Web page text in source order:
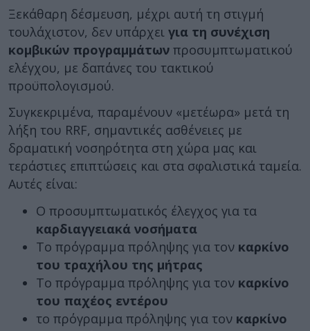
Ξεκάθαρη δέσμευση, μέχρι αυτή τη στιγμή
τουλάχιστον, δεν υπάρχει για τη συνέχιση
κομβικών προγραμμάτων προσυμπτωματικού
ελέγχου, με δαπάνες του τακτικού
προϋπολογισμού.
Συγκεκριμένα, παραμένουν «μετέωρα» μετά τη
λήξη του RRF, σημαντικές ασθένειες με
δραματική νοσηρότητα στη χώρα μας και
τεράστιες επιπτώσεις και στα σφαλιστικά ταμεία.
Αυτές είναι:
Ο προσυμπτωματικός έλεγχος για τα
καρδιαγγειακά νοσήματα
Το πρόγραμμα πρόληψης για τον καρκίνο
του τραχήλου της μήτρας
Το πρόγραμμα πρόληψης για τον καρκίνο
του παχέος εντέρου
το πρόγραμμα πρόληψης για τον καρκίνο